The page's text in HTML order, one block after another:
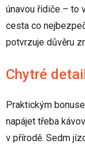
únavou řidiče – to
cesta co
potvrzuje důvěru
Chytré
Praktickým
napájet třeba
v přírodě. Sedm